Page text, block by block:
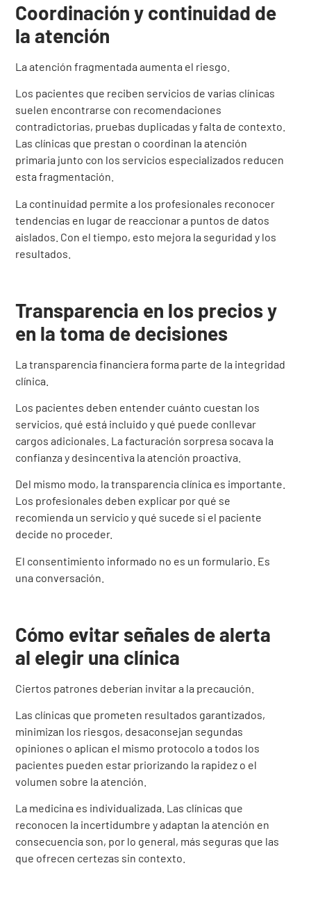
Coordinación y continuidad de
la atención
La atención fragmentada aumenta el riesgo.
Los pacientes que reciben servicios de varias clínicas
suelen encontrarse con recomendaciones
contradictorias, pruebas duplicadas y falta de contexto.
Las clínicas que prestan o coordinan la atención
primaria junto con los servicios especializados reducen
esta fragmentación.
La continuidad permite a los profesionales reconocer
tendencias en lugar de reaccionar a puntos de datos
aislados. Con el tiempo, esto mejora la seguridad y los
resultados.
Transparencia en los precios y
en la toma de decisiones
La transparencia financiera forma parte de la integridad
clínica.
Los pacientes deben entender cuánto cuestan los
servicios, qué está incluido y qué puede conllevar
cargos adicionales. La facturación sorpresa socava la
confianza y desincentiva la atención proactiva.
Del mismo modo, la transparencia clínica es importante.
Los profesionales deben explicar por qué se
recomienda un servicio y qué sucede si el paciente
decide no proceder.
El consentimiento informado no es un formulario. Es
una conversación.
Cómo evitar señales de alerta
al elegir una clínica
Ciertos patrones deberían invitar a la precaución.
Las clínicas que prometen resultados garantizados,
minimizan los riesgos, desaconsejan segundas
opiniones o aplican el mismo protocolo a todos los
pacientes pueden estar priorizando la rapidez o el
volumen sobre la atención.
La medicina es individualizada. Las clínicas que
reconocen la incertidumbre y adaptan la atención en
consecuencia son, por lo general, más seguras que las
que ofrecen certezas sin contexto.